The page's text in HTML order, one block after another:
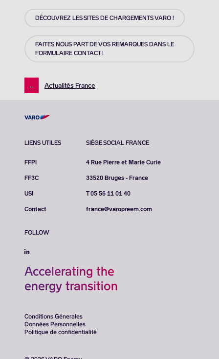
DÉCOUVREZ LES SITES DE CHARGEMENTS VARO !
FAITES NOUS PART DE VOS REMARQUES DANS LE
FORMULAIRE CONTACT !
← Actualités France
LIENS UTILES
FFPI
FF3C
USI
Contact
SIÈGE SOCIAL FRANCE
4 Rue Pierre et Marie Curie
33520 Bruges - France
T 05 56 11 01 40
france@varopreem.com
FOLLOW
Accelerating the
energy transition
Conditions Génerales
Données Personnelles
Politique de confidentialité